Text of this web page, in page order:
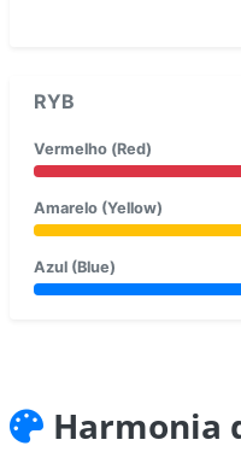
RYB
Vermelho (Red)
Amarelo (Yellow)
Azul (Blue)
Harmonia